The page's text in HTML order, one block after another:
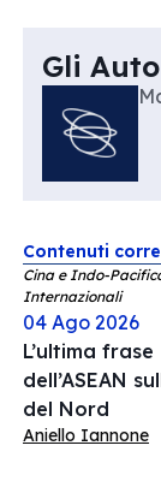
Gli
Contenuti
Cina e Indo-
Internazionali
04 Ago 2026
L’ultima frase
dell’ASEAN
del Nord
Aniello Iannone